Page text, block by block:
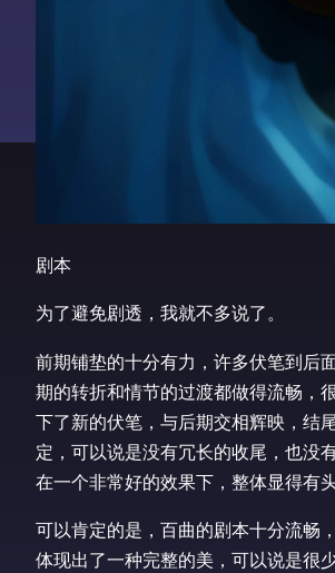
剧本
为了避免剧透，我就不多说了。
前期铺垫的十分有力，许多伏笔到后
期的转折和情节的过渡都做得流畅，
下了新的伏笔，与后期交相辉映，结
定，可以说是没有冗长的收尾，也没
在一个非常好的效果下，整体显得有头
可以肯定的是，百曲的剧本十分流畅
体现出了一种完整的美，可以说是很